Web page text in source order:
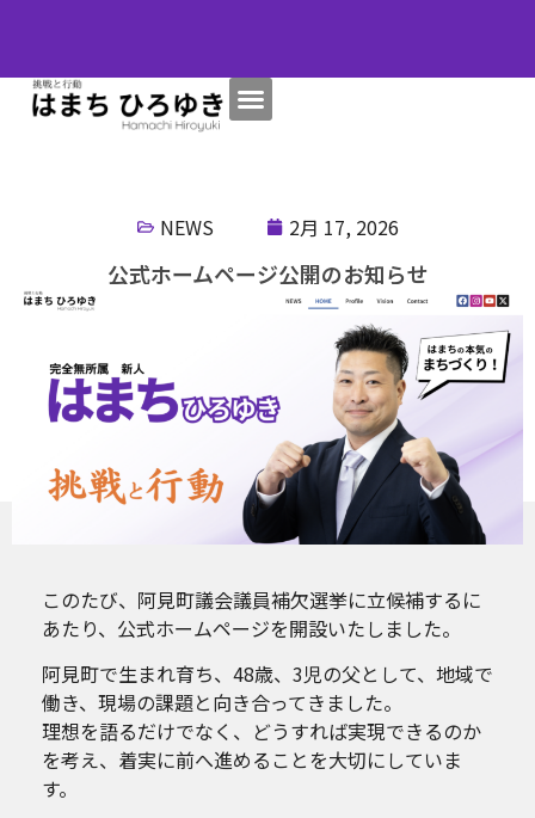
NEWS 2月 17, 2026
公式ホームページ公開のお知らせ
このたび、阿見町議会議員補欠選挙に立候補するに
あたり、公式ホームページを開設いたしました。
阿見町で生まれ育ち、48歳、3児の父として、地域で
働き、現場の課題と向き合ってきました。
理想を語るだけでなく、どうすれば実現できるのか
を考え、着実に前へ進めることを大切にしていま
す。